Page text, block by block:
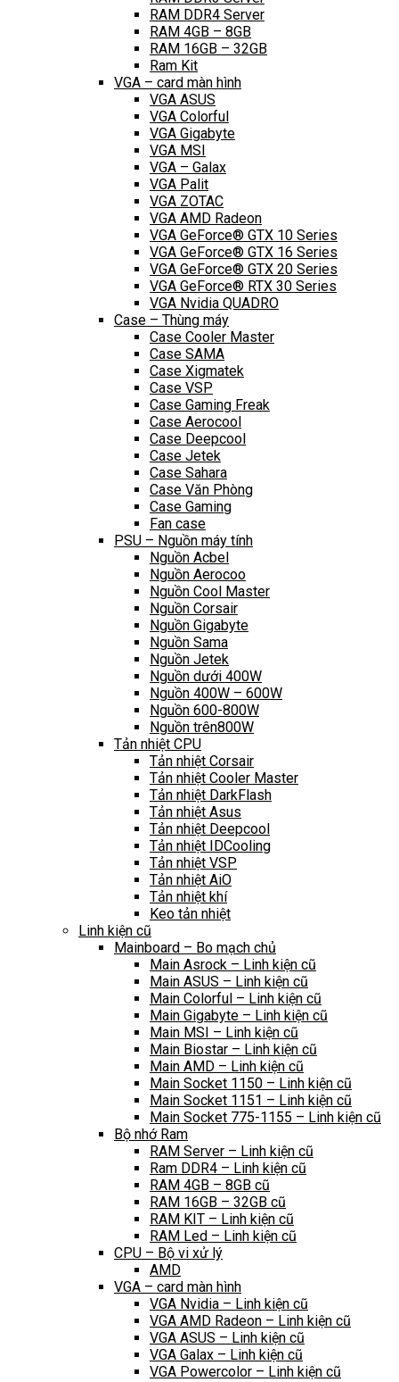
RAM DDR4 Server
RAM 4GB – 8GB
RAM 16GB – 32GB
Ram Kit
VGA – card màn hình
VGA ASUS
VGA Colorful
VGA Gigabyte
VGA MSI
VGA – Galax
VGA Palit
VGA ZOTAC
VGA AMD Radeon
VGA GeForce® GTX 10 Series
VGA GeForce® GTX 16 Series
VGA GeForce® GTX 20 Series
VGA GeForce® RTX 30 Series
VGA Nvidia QUADRO
Case – Thùng máy
Case Cooler Master
Case SAMA
Case Xigmatek
Case VSP
Case Gaming Freak
Case Aerocool
Case Deepcool
Case Jetek
Case Sahara
Case Văn Phòng
Case Gaming
Fan case
PSU – Nguồn máy tính
Nguồn Acbel
Nguồn Aerocoo
Nguồn Cool Master
Nguồn Corsair
Nguồn Gigabyte
Nguồn Sama
Nguồn Jetek
Nguồn dưới 400W
Nguồn 400W – 600W
Nguồn 600-800W
Nguồn trên800W
Tản nhiệt CPU
Tản nhiệt Corsair
Tản nhiệt Cooler Master
Tản nhiệt DarkFlash
Tản nhiệt Asus
Tản nhiệt Deepcool
Tản nhiệt IDCooling
Tản nhiệt VSP
Tản nhiệt AiO
Tản nhiệt khí
Keo tản nhiệt
Linh kiện cũ
Mainboard – Bo mạch chủ
Main Asrock – Linh kiện cũ
Main ASUS – Linh kiện cũ
Main Colorful – Linh kiện cũ
Main Gigabyte – Linh kiện cũ
Main MSI – Linh kiện cũ
Main Biostar – Linh kiện cũ
Main AMD – Linh kiện cũ
Main Socket 1150 – Linh kiện cũ
Main Socket 1151 – Linh kiện cũ
Main Socket 775-1155 – Linh kiện cũ
Bộ nhớ Ram
RAM Server – Linh kiện cũ
Ram DDR4 – Linh kiện cũ
RAM 4GB – 8GB cũ
RAM 16GB – 32GB cũ
RAM KIT – Linh kiện cũ
RAM Led – Linh kiện cũ
CPU – Bộ vi xử lý
AMD
VGA – card màn hình
VGA Nvidia – Linh kiện cũ
VGA AMD Radeon – Linh kiện cũ
VGA ASUS – Linh kiện cũ
VGA Galax – Linh kiện cũ
VGA Powercolor – Linh kiện cũ